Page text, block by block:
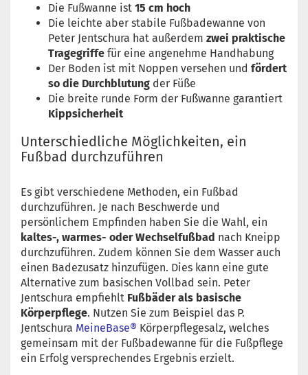
Die Fußwanne ist 15 cm hoch
Die leichte aber stabile Fußbadewanne von
Peter Jentschura hat außerdem zwei praktische
Tragegriffe für eine angenehme Handhabung
Der Boden ist mit Noppen versehen und fördert
so die Durchblutung der Füße
Die breite runde Form der Fußwanne garantiert
Kippsicherheit
Unterschiedliche Möglichkeiten, ein
Fußbad durchzuführen
Es gibt verschiedene Methoden, ein Fußbad
durchzuführen. Je nach Beschwerde und
persönlichem Empfinden haben Sie die Wahl, ein
kaltes-, warmes- oder Wechselfußbad nach Kneipp
durchzuführen. Zudem können Sie dem Wasser auch
einen Badezusatz hinzufügen. Dies kann eine gute
Alternative zum basischen Vollbad sein. Peter
Jentschura empfiehlt Fußbäder als basische
Körperpflege. Nutzen Sie zum Beispiel das P.
Jentschura MeineBase® Körperpflegesalz, welches
gemeinsam mit der Fußbadewanne für die Fußpflege
ein Erfolg versprechendes Ergebnis erzielt.